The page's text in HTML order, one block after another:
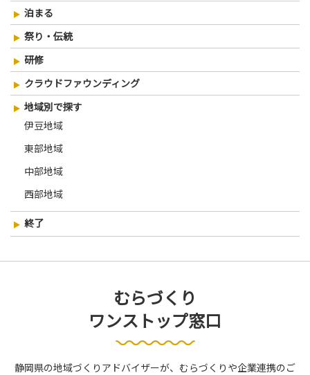
泊まる
祭り・伝統
研修
クラウドファウンディング
地域別で探す
伊豆地域
東部地域
中部地域
西部地域
終了
むらづくり
ワンストップ窓口
静岡県の地域づくりアドバイザーが、むらづくりや企業連携のご